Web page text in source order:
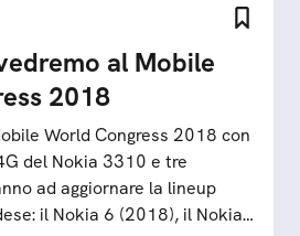
al Mobile
2018
World Congress 2018 con
del Nokia 3310 e tre
ad aggiornare la lineup
il Nokia 6 (2018), il Nokia